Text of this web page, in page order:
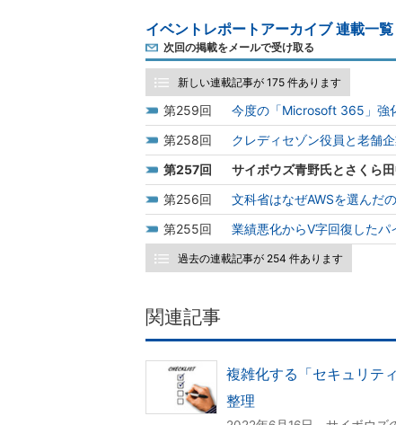
イベントレポートアーカイブ 連載一覧
次回の掲載をメールで受け取る
新しい連載記事が 175 件あります
259
今度の「Microsoft 365」強
258
クレディセゾン役員と老舗
257
サイボウズ青野氏とさくら
256
文科省はなぜAWSを選んだ
255
業績悪化からV字回復した
過去の連載記事が 254 件あります
関連記事
複雑化する「セキュリテ
整理